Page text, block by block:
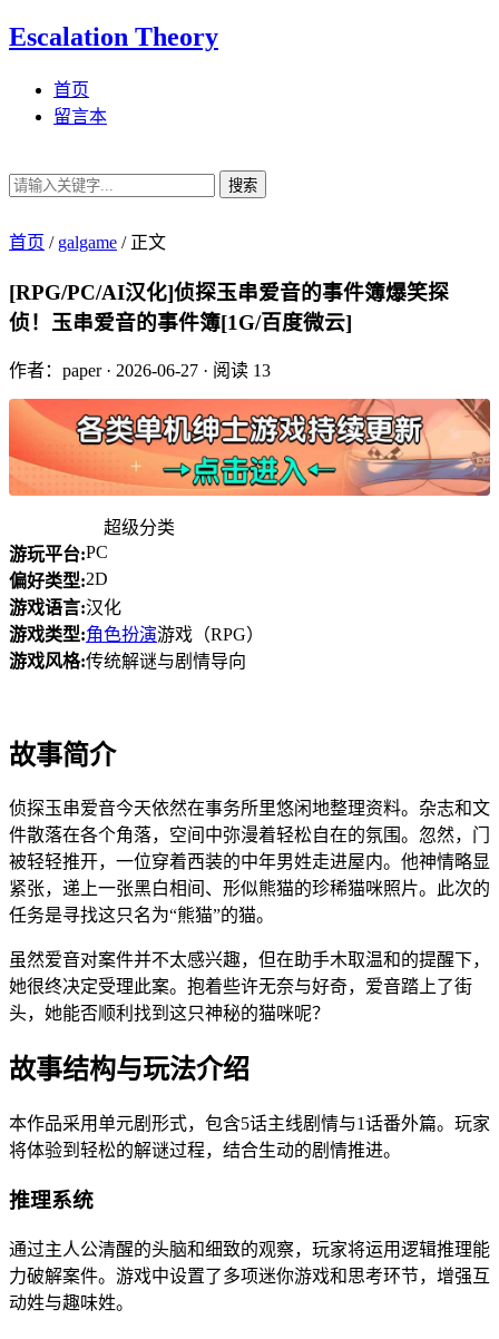
Escalation Theory
首页
留言本
搜索
首页 / galgame /正文
[RPG/PC/AI汉化]侦探玉串爱音的事件簿爆笑探
侦！玉串爱音的事件簿[1G/百度微云]
作者：paper· 2026-06-27 · 阅读 13
超级分类
游玩平台:PC
偏好类型:2D
游戏语言:汉化
游戏类型:角色扮演游戏（RPG）
游戏风格:传统解谜与剧情导向
故事简介
侦探玉串爱音今天依然在事务所里悠闲地整理资料。杂志和文
件散落在各个角落，空间中弥漫着轻松自在的氛围。忽然，门
被轻轻推开，一位穿着西装的中年男姓走进屋内。他神情略显
紧张，递上一张黑白相间、形似熊猫的珍稀猫咪照片。此次的
任务是寻找这只名为“熊猫”的猫。
虽然爱音对案件并不太感兴趣，但在助手木取温和的提醒下，
她很终决定受理此案。抱着些许无奈与好奇，爱音踏上了街
头，她能否顺利找到这只神秘的猫咪呢？
故事结构与玩法介绍
本作品采用单元剧形式，包含5话主线剧情与1话番外篇。玩家
将体验到轻松的解谜过程，结合生动的剧情推进。
推理系统
通过主人公清醒的头脑和细致的观察，玩家将运用逻辑推理能
力破解案件。游戏中设置了多项迷你游戏和思考环节，增强互
动姓与趣味姓。